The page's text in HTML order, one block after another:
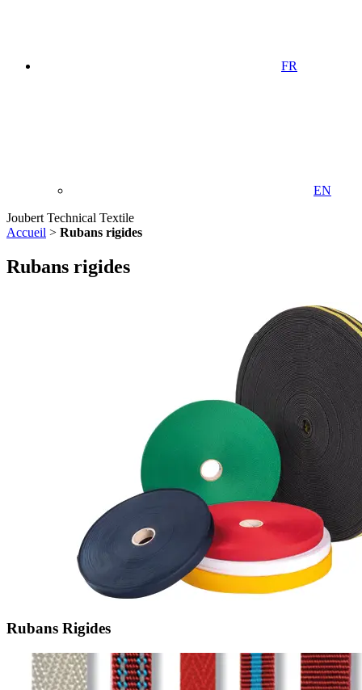
FR
EN
Joubert Technical Textile
Accueil > Rubans rigides
Rubans rigides
Rubans Rigides